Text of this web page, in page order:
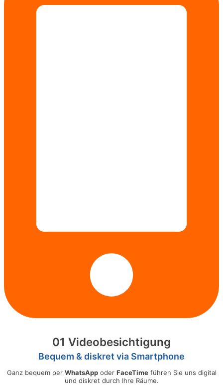
01 Videobesichtigung
Bequem & diskret via Smartphone
Ganz bequem per WhatsAppoder FaceTimeführen Sie uns digital
und diskret durch Ihre Räume.